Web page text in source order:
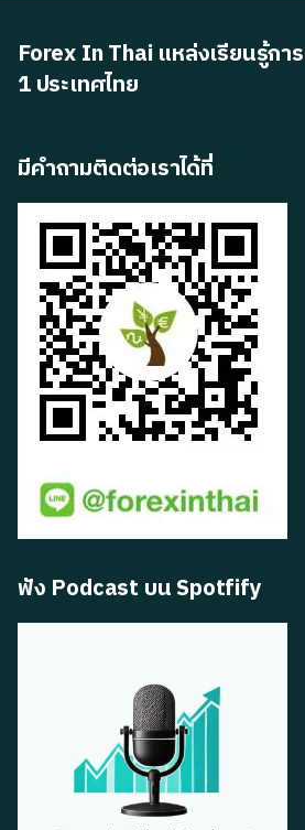
Forex In Thai แหล่งเรียนรู้กา
1 ประเทศไทย
มีคำถามติดต่อเราได้ที่
ฟัง Podcast บน Spotfify